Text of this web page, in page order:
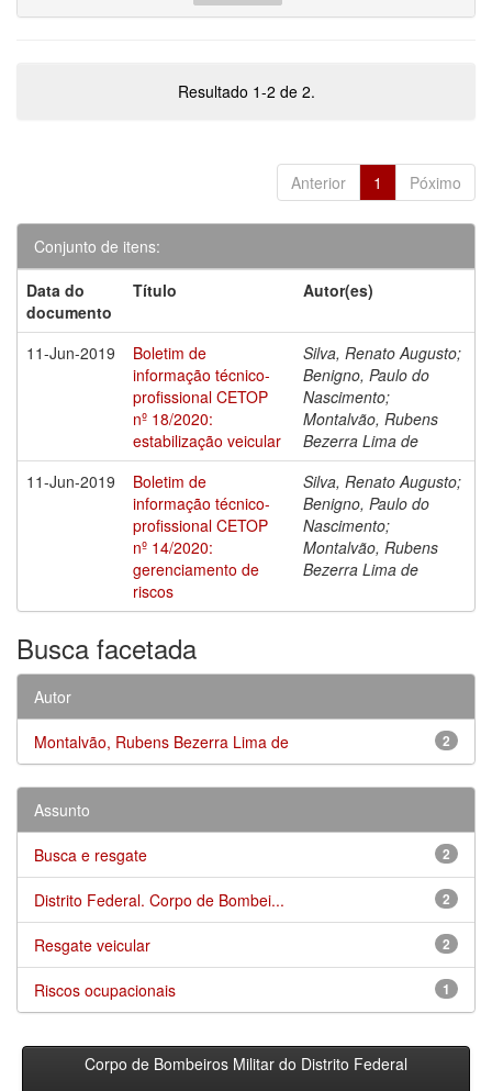
Resultado 1-2 de 2.
Anterior 1 Póximo
Conjunto de itens:
Data do
documento
Título Autor(es)
11-Jun-2019
Boletim de
informação técnico-
profissional CETOP
nº 18/2020:
estabilização veicular
Silva, Renato Augusto;
Benigno, Paulo do
Nascimento;
Montalvão, Rubens
Bezerra Lima de
11-Jun-2019
Boletim de
informação técnico-
profissional CETOP
nº 14/2020:
gerenciamento de
riscos
Silva, Renato Augusto;
Benigno, Paulo do
Nascimento;
Montalvão, Rubens
Bezerra Lima de
Busca facetada
Autor
2
Montalvão, Rubens Bezerra Lima de
Assunto
2
Busca e resgate
2
Distrito Federal. Corpo de Bombei...
2
Resgate veicular
1
Riscos ocupacionais
Corpo de Bombeiros Militar do Distrito Federal